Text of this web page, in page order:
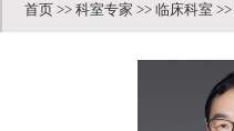
首页 >> 科室专家 >> 临床科室 >>